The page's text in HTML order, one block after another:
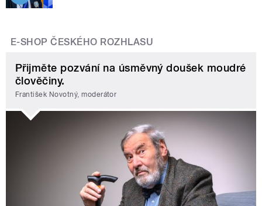
E-SHOP ČESKÉHO ROZHLASU
Přijměte pozvání na úsměvný doušek moudré
člověčiny.
František Novotný, moderátor